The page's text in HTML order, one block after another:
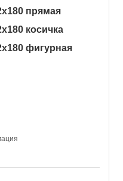
прямая
косичка
фигурная